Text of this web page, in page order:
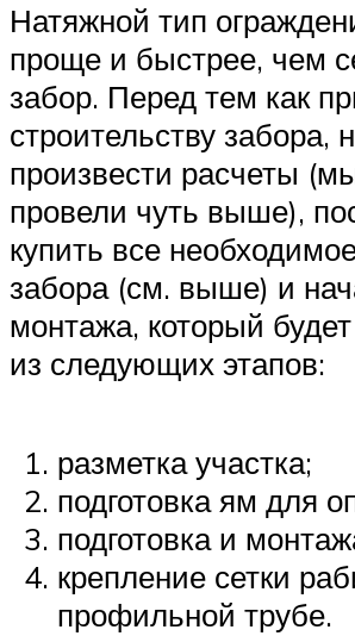
Натяжной тип
проще и быстрее, чем
забор. Перед тем как
строительству забора,
произвести расчеты
провели чуть выше),
купить все
забора (см. выше) и
монтажа, который
из следующих этапов:
разметка участка;
подготовка ям для
подготовка и
крепление сетки
профильной трубе.